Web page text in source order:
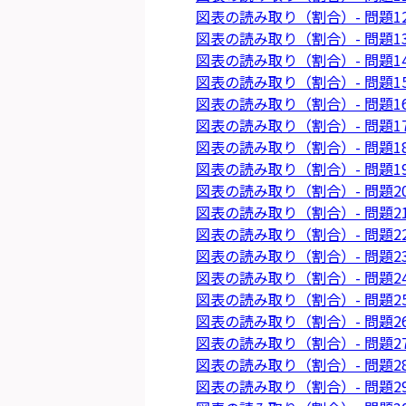
図表の読み取り（割合）- 問題
図表の読み取り（割合）- 問題
図表の読み取り（割合）- 問題
図表の読み取り（割合）- 問題
図表の読み取り（割合）- 問題
図表の読み取り（割合）- 問題
図表の読み取り（割合）- 問題
図表の読み取り（割合）- 問題
図表の読み取り（割合）- 問題
図表の読み取り（割合）- 問題
図表の読み取り（割合）- 問題
図表の読み取り（割合）- 問題
図表の読み取り（割合）- 問題
図表の読み取り（割合）- 問題
図表の読み取り（割合）- 問題
図表の読み取り（割合）- 問題
図表の読み取り（割合）- 問題
図表の読み取り（割合）- 問題